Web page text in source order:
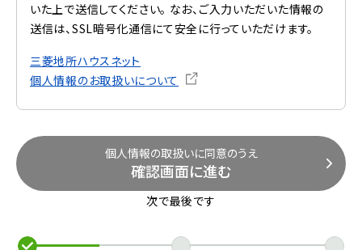
いた上で送信してください。 なお、ご入力いただいた情報の
送信は、SSL暗号化通信にて安全に行っていただけます。
三菱地所ハウスネット
個人情報のお取扱いについて
個人情報の取扱いに同意のうえ
確認画面に進む
次で最後です